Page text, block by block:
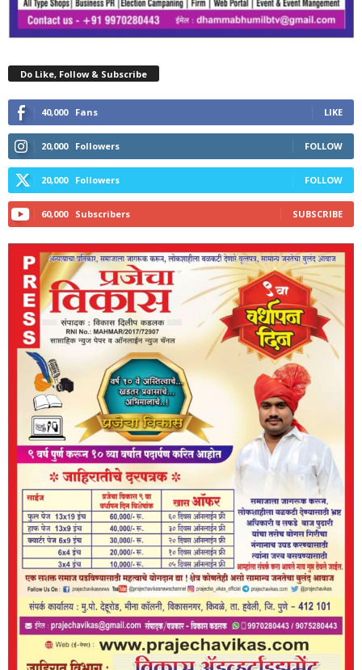
Do Like, Follow & Subscribe
40,000 Fans LIKE
20,000 Followers FOLLOW
20,000 Followers FOLLOW
60,000 Subscribers SUBSCRIBE